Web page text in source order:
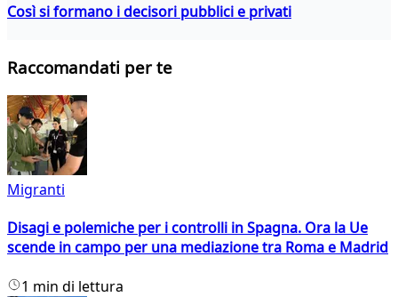
Così si formano i decisori pubblici e privati
Raccomandati per te
Migranti
Disagi e polemiche per i controlli in Spagna. Ora la Ue
scende in campo per una mediazione tra Roma e Madrid
1 min di lettura